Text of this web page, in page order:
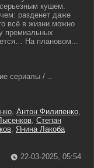
кушем.
разденет даже
всё в жизни можно
премиальных
На плановом...
сериалы / ..
, Антон Филипенко,
, Степан
, Янина Лакоба
22-03-2025, 05:54